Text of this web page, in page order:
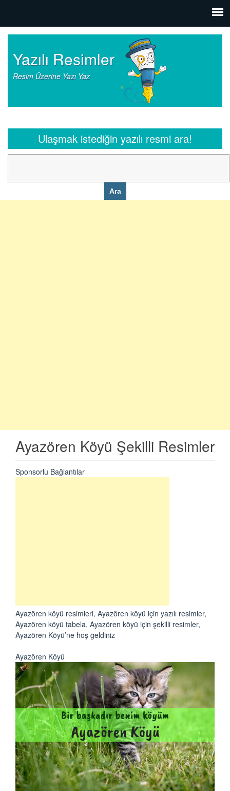
Yazılı Resimler
Resim Üzerine Yazı Yaz
Ulaşmak istediğin yazılı resmi ara!
Ayazören Köyü Şekilli Resimler
Sponsorlu Bağlantılar
Ayazören köyü resimleri, Ayazören köyü için yazılı resimler,
Ayazören köyü tabela, Ayazören köyü için şekilli resimler,
Ayazören Köyü’ne hoş geldiniz
Ayazören Köyü